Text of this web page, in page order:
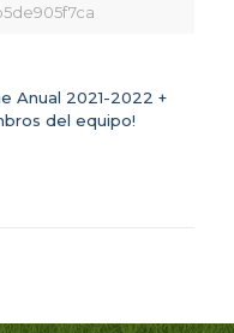
Anual 2021-2022 +
del equipo!